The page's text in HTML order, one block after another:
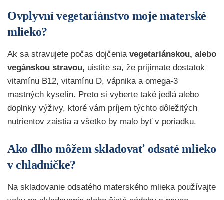
Ovplyvní vegetariánstvo moje materské
mlieko?
Ak sa stravujete počas dojčenia vegetariánskou, alebo
vegánskou stravou, uistite sa, že prijímate dostatok
vitamínu B12, vitamínu D, vápnika a omega-3
mastných kyselín. Preto si vyberte také jedlá alebo
doplnky výživy, ktoré vám príjem týchto dôležitých
nutrientov zaistia a všetko by malo byť v poriadku.
Ako dlho môžem skladovať odsaté mlieko
v chladničke?
Na skladovanie odsatého materského mlieka používajte